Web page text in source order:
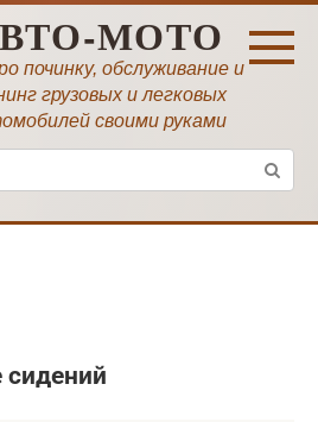
МОТО
починку, обслуживание и
грузовых и легковых
своими руками
сидений